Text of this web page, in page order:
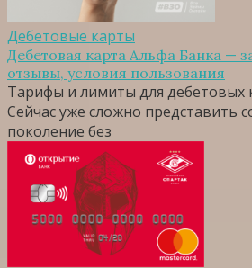
Дебетовые карты
Дебетовая карта Альфа Банка —
отзывы, условия пользования
Тарифы и лимиты для дебетовых
Сейчас уже сложно представить
поколение без